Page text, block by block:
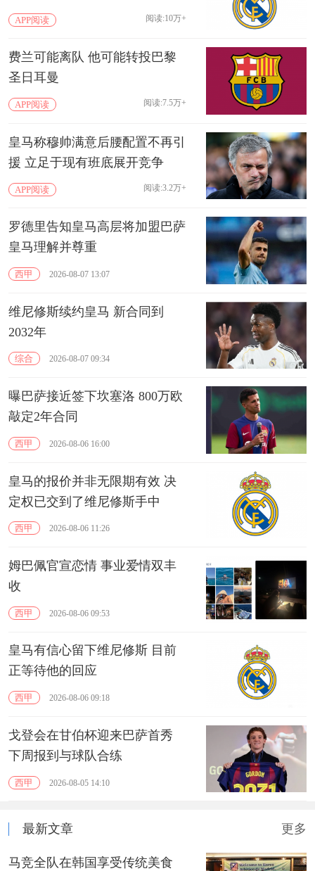
APP阅读 阅读:10万+
费兰可能离队 他可能转投巴黎
圣日耳曼
APP阅读 阅读:7.5万+
皇马称穆帅满意后腰配置不再引
援 立足于现有班底展开竞争
APP阅读 阅读:3.2万+
罗德里告知皇马高层将加盟巴萨
皇马理解并尊重
西甲 2026-08-07 13:07
维尼修斯续约皇马 新合同到
2032年
综合 2026-08-07 09:34
曝巴萨接近签下坎塞洛 800万欧
敲定2年合同
西甲 2026-08-06 16:00
皇马的报价并非无限期有效 决
定权已交到了维尼修斯手中
西甲 2026-08-06 11:26
姆巴佩官宣恋情 事业爱情双丰
收
西甲 2026-08-06 09:53
皇马有信心留下维尼修斯 目前
正等待他的回应
西甲 2026-08-06 09:18
戈登会在甘伯杯迎来巴萨首秀
下周报到与球队合练
西甲 2026-08-05 14:10
最新文章 更多
马竞全队在韩国享受传统美食